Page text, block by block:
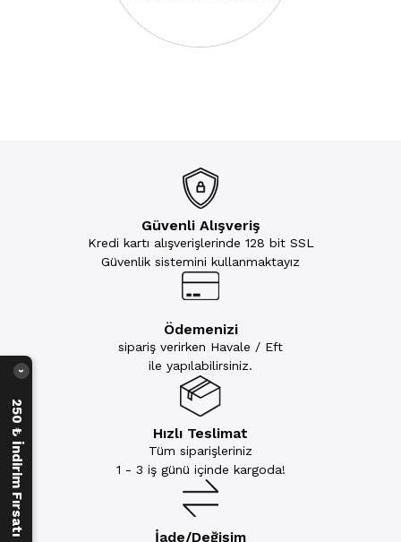
Güvenli Alışveriş
Kredi kartı alışverişlerinde 128 bit SSL
Güvenlik sistemini kullanmaktayız
Ödemenizi
sipariş verirken Havale / Eft
ile yapılabilirsiniz.
Hızlı Teslimat
Tüm siparişleriniz
1 - 3 iş günü içinde kargoda!
İade/Değişim
250 ₺ İndirim Fırsatı
›